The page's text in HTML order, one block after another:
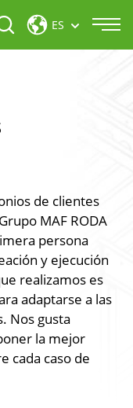
ES
de clientes
MAF RODA
persona
y ejecución
realizamos es
adaptarse a las
Nos gusta
la mejor
cada caso de